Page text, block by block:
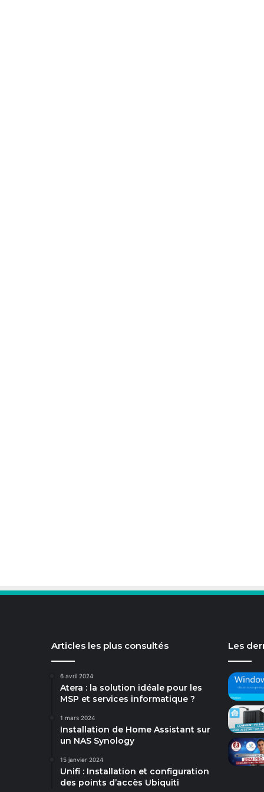
Articles les plus consultés
6 avril 2024
Atera : la solution idéale pour les
MSP et services informatique ?
1 mars 2024
Installation de Home Assistant sur
un NAS Synology
15 janvier 2024
Unifi : Installation et configuration
des points d’accès Ubiquiti
Les